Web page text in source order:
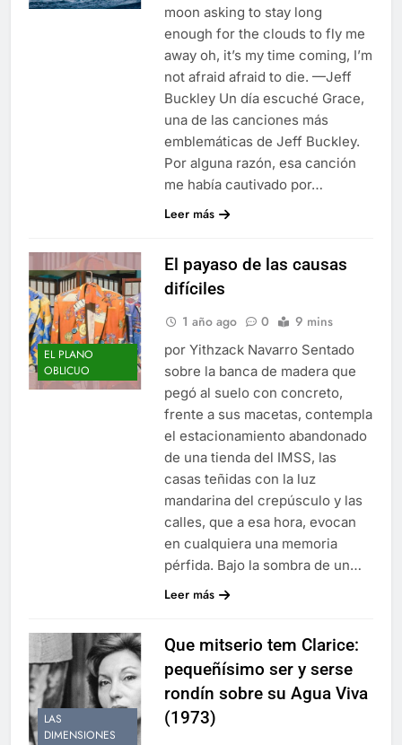
moon asking to stay long
enough for the clouds to fly me
away oh, it’s my time coming, I’m
not afraid afraid to die. —Jeff
Buckley Un día escuché Grace,
una de las canciones más
emblemáticas de Jeff Buckley.
Por alguna razón, esa canción
me había cautivado por…
Leer más
EL PLANO
OBLICUO
El payaso de las causas
difíciles
1 año ago 0 9 mins
por Yithzack Navarro Sentado
sobre la banca de madera que
pegó al suelo con concreto,
frente a sus macetas, contempla
el estacionamiento abandonado
de una tienda del IMSS, las
casas teñidas con la luz
mandarina del crepúsculo y las
calles, que a esa hora, evocan
en cualquiera una memoria
pérfida. Bajo la sombra de un…
Leer más
LAS
DIMENSIONES
Que mitserio tem Clarice:
pequeñísimo ser y serse
rondín sobre su Agua Viva
(1973)